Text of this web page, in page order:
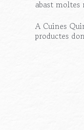
abast moltes
A Cuines
productes